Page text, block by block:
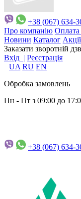
+38 (067) 634-
Про компанію Оплата
Новини Каталог Акції
Заказати зворотній
Вхід | Реєстрація
UA RU EN
Обробка замовлень
Пн - Пт з 09:00 до
+38 (067) 634-